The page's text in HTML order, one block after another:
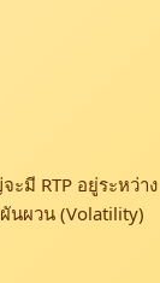
ะมี RTP อยู่ระหว่าง
นผวน (Volatility)